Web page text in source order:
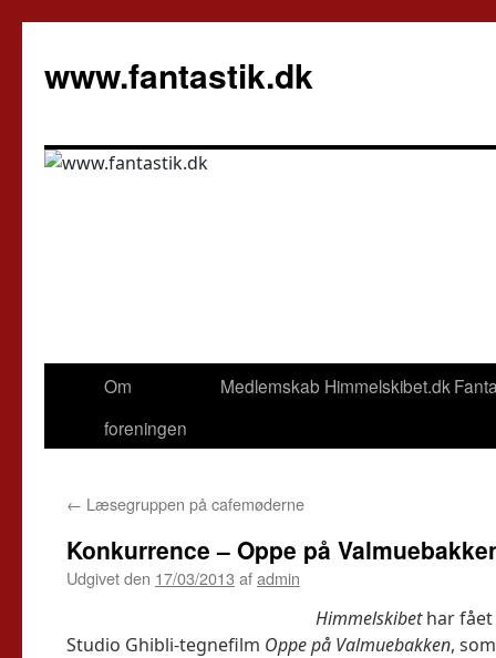
indhold
www.fantastik.dk
Om
foreningen
Medlemskab Himmelskibet.dk
← Læsegruppen på cafemøderne
Konkurrence – Oppe på
Udgivet den 17/03/2013 afadmin
Himmelskibethar
Studio Ghibli-tegnefilm Oppe på Valmuebakken,